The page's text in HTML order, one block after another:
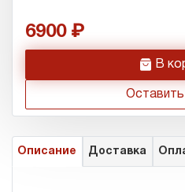
6900
h В
Оставить
Описание Доставка